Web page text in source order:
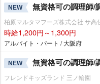
NEW 無資格可の調理師/
柏原マルタマフーズ株式会社 サ
時給1,200円～1,300円
アルバイト・パート / 大阪府
NEW 無資格可の調理師/
フレンドキッズランド 三ノ輪園